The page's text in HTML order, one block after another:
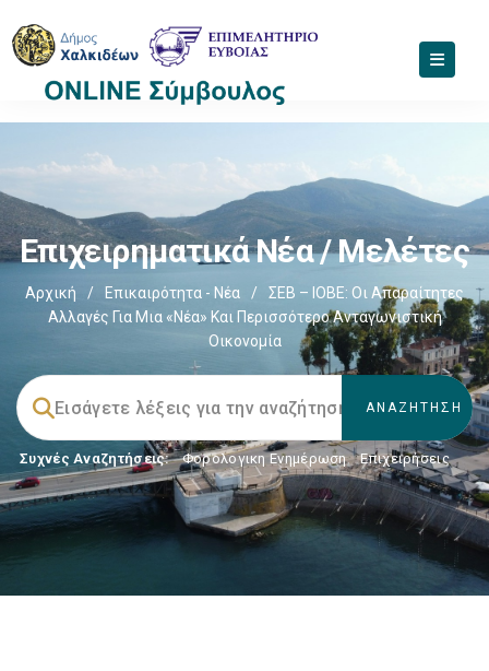
Επιχειρηματικά Νέα / Μελέτες
Αρχική / Επικαιρότητα - Νέα /
ΣΕΒ – ΙΟΒΕ: Οι Απαραίτητες
Αλλαγές Για Μια «νέα» Και Περισσότερο Ανταγωνιστική
Οικονομία
Συχνές Αναζητήσεις: Φορολογικη Ενημέρωση, Επιχειρήσεις